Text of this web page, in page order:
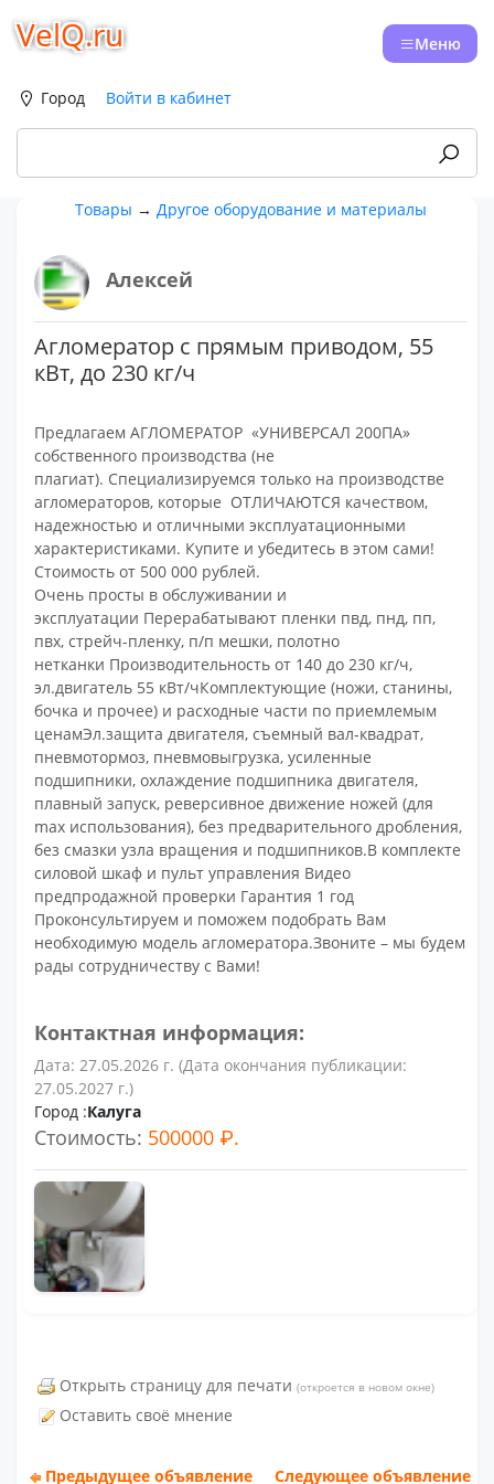
VelQ.ru Меню
Город Войти в кабинет
Товары → Другое оборудование и материалы
Алексей
Агломератор с прямым приводом, 55
кВт, до 230 кг/ч
Предлагаем АГЛОМЕРАТОР «УНИВЕРСАЛ 200ПА»
собственного производства (не
плагиат). Специализируемся только на производстве
агломераторов, которые ОТЛИЧАЮТСЯ качеством,
надежностью и отличными эксплуатационными
характеристиками. Купите и убедитесь в этом сами!
Стоимость от 500 000 рублей.
Очень просты в обслуживании и
эксплуатации Перерабатывают пленки пвд, пнд, пп,
пвх, стрейч-пленку, п/п мешки, полотно
нетканки Производительность от 140 до 230 кг/ч,
эл.двигатель 55 кВт/чКомплектующие (ножи, станины,
бочка и прочее) и расходные части по приемлемым
ценамЭл.защита двигателя, съемный вал-квадрат,
пневмотормоз, пневмовыгрузка, усиленные
подшипники, охлаждение подшипника двигателя,
плавный запуск, реверсивное движение ножей (для
max использования), без предварительного дробления,
без смазки узла вращения и подшипников.В комплекте
силовой шкаф и пульт управления Видео
предпродажной проверки Гарантия 1 год
Проконсультируем и поможем подобрать Вам
необходимую модель агломератора.Звоните – мы будем
рады сотрудничеству с Вами!
Контактная информация:
Дата: 27.05.2026 г. (Дата окончания публикации:
27.05.2027 г.)
Город :Калуга
Стоимость: 500000 ₽.
Открыть страницу для печати (откроется в новом окне)
Оставить своё мнение
Предыдущее объявление Следующее объявление